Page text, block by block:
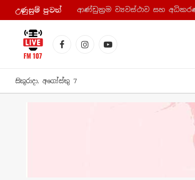
උණුසුම් පුව​ත්
FacebookInstagramYouTube
සිකුරාදා, අගෝස්තු 7